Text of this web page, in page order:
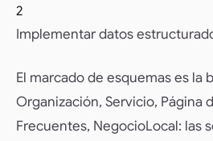
2
Implementar datos
El marcado de esquemas es la
Organización, Servicio, Página
Frecuentes, NegocioLocal: las